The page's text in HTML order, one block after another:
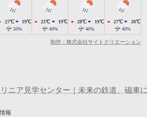
27℃
19℃
50%
23℃
19℃
40%
28℃
19℃
40%
27℃
20℃
40%
制作：株式会社サイトクリエーション
ニア見学センター｜未来の鉄道、磁車
報